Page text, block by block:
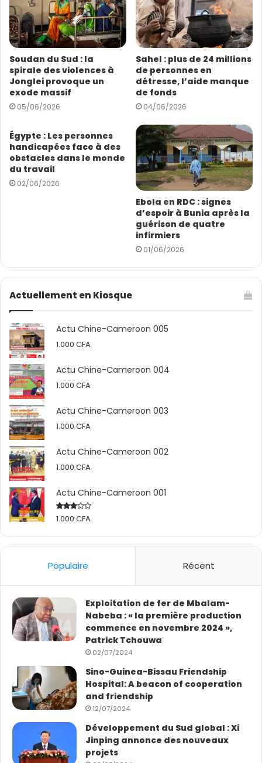
d
r
e
s
s
e
E
m
a
l
Soudan du Sud : la
spirale des violences à
Jonglei provoque un
exode massif
05/06/2026
Sahel : plus de 24 millions
de personnes en
détresse, l’aide manque
de fonds
04/06/2026
Égypte : Les personnes
handicapées face à des
obstacles dans le monde
du travail
02/06/2026
Ebola en RDC : signes
d’espoir à Bunia après la
guérison de quatre
infirmiers
01/06/2026
Actuellement en Kiosque
Actu Chine-Cameroon 005
1.000 CFA
Actu Chine-Cameroon 004
1.000 CFA
Actu Chine-Cameroon 003
1.000 CFA
Actu Chine-Cameroon 002
1.000 CFA
Actu Chine-Cameroon 001
Rated
1.000 CFA
Populaire Récent
Exploitation de fer de Mbalam-
Nabeba : « la première production
commence en novembre 2024 »,
Patrick Tchouwa
02/07/2024
Sino-Guinea-Bissau Friendship
Hospital: A beacon of cooperation
and friendship
12/07/2024
Développement du Sud global : Xi
Jinping annonce des nouveaux
projets